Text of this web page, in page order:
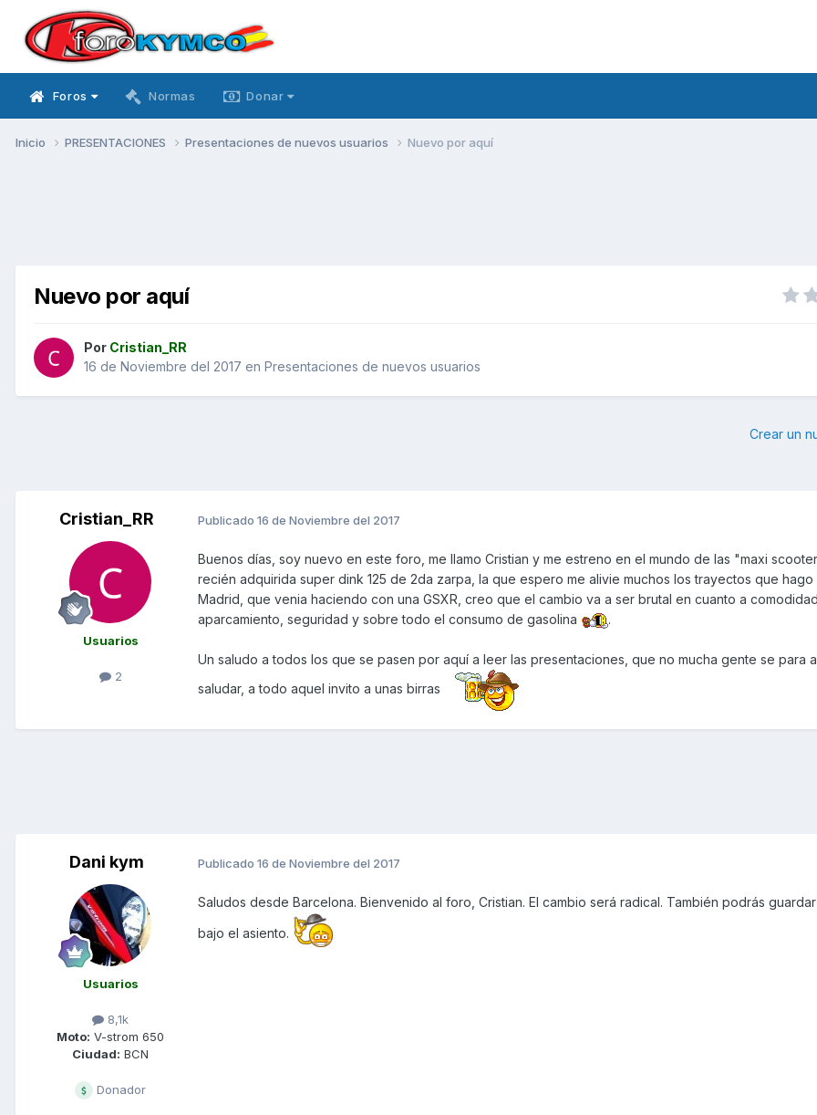
Foros Normas Donar
Inicio PRESENTACIONES Presentaciones de nuevos usuarios Nuevo por aquí
Nuevo por aquí
Por Cristian_RR
16 de Noviembre del 2017 en Presentaciones de nuevos usuarios
Crear un
Cristian_RR
Usuarios
2
Publicado 16 de Noviembre del 2017
Buenos días, soy nuevo en este foro, me llamo Cristian y me estreno en el mundo de las "maxi
recién adquirida super dink 125 de 2da zarpa, la que espero me alivie muchos los trayectos que
Madrid, que venia haciendo con una GSXR, creo que el cambio va a ser brutal en cuanto a comodidad,
aparcamiento, seguridad y sobre todo el consumo de gasolina
.
Un saludo a todos los que se pasen por aquí a leer las presentaciones, que no mucha gente se para
saludar, a todo aquel invito a unas birras
Dani kym
Usuarios
8,1k
Moto: V-strom 650
Ciudad: BCN
Donador
Publicado 16 de Noviembre del 2017
Saludos desde Barcelona. Bienvenido al foro, Cristian. El cambio será radical. También podrás
bajo el asiento.